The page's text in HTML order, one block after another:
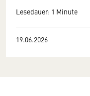
Lesedauer: 1 Minute
19.06.2026